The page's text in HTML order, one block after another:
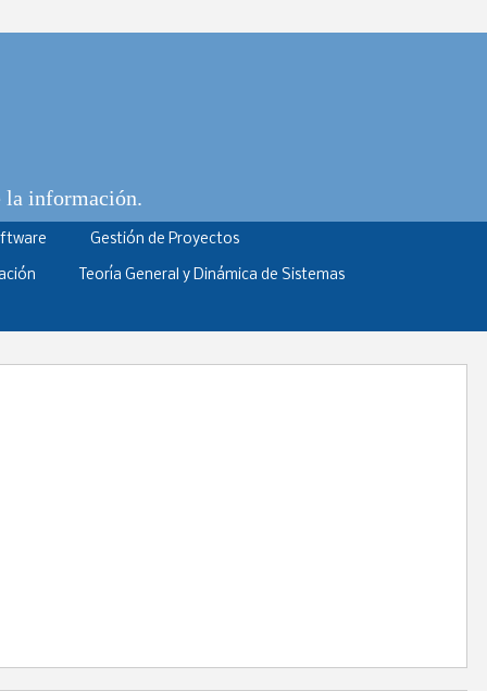
la información.
Gestión de Proyectos
Teoría General y Dinámica de Sistemas